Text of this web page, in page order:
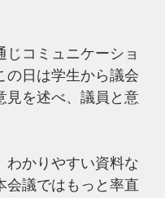
コミュニケーショ
の日は学生から議会
見を述べ、議員と意
わかりやすい資料な
会議ではもっと率直